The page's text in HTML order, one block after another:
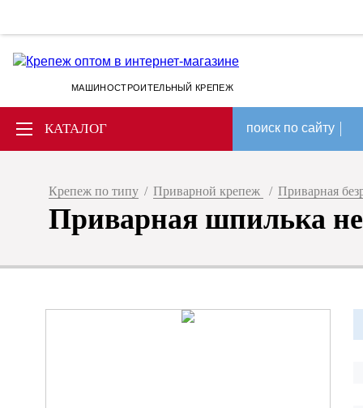
МАШИНОСТРОИТЕЛЬНЫЙ КРЕПЕЖ
КАТАЛОГ поиск по сайту
Крепеж по типу / Приварной крепеж / Приварная
Приварная шпилька